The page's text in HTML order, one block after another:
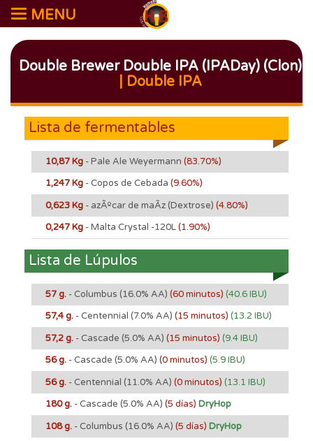
MENU
Double Brewer Double IPA (IPADay) (Clon)
| Double IPA
Lista de fermentables
10,87 Kg - Pale Ale Weyermann (83.70%)
1,247 Kg - Copos de Cebada (9.60%)
0,623 Kg - azÃºcar de maÃ­z (Dextrose) (4.80%)
0,247 Kg - Malta Crystal -120L(1.90%)
Lista de Lúpulos
57 g. - Columbus (16.0% AA) (60 minutos) (40.6 IBU)
57,4 g. - Centennial (7.0% AA) (15 minutos) (13.2 IBU)
57,2 g. - Cascade (5.0% AA) (15 minutos) (9.4 IBU)
56 g. - Cascade (5.0% AA) (0 minutos) (5.9 IBU)
56 g. - Centennial (11.0% AA) (0 minutos) (13.1 IBU)
180 g. - Cascade (5.0% AA) (5 días) DryHop
108 g. - Columbus (16.0% AA) (5 días) DryHop